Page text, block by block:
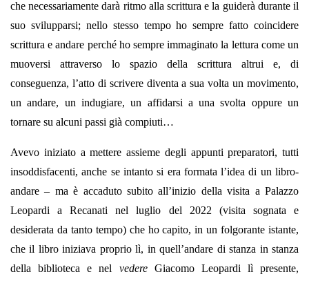
che necessariamente darà ritmo alla scrittura e la guiderà durante il
suo svilupparsi; nello stesso tempo ho sempre fatto coincidere
scrittura e andare perché ho sempre immaginato la lettura come un
muoversi attraverso lo spazio della scrittura altrui e, di
conseguenza, l’atto di scrivere diventa a sua volta un movimento,
un andare, un indugiare, un affidarsi a una svolta oppure un
tornare su alcuni passi già compiuti…
Avevo iniziato a mettere assieme degli appunti preparatori, tutti
insoddisfacenti, anche se intanto si era formata l’idea di un libro-
andare – ma è accaduto subito all’inizio della visita a Palazzo
Leopardi a Recanati nel luglio del 2022 (visita sognata e
desiderata da tanto tempo) che ho capito, in un folgorante istante,
che il libro iniziava proprio lì, in quell’andare di stanza in stanza
della biblioteca e nel vedere Giacomo Leopardi lì presente,